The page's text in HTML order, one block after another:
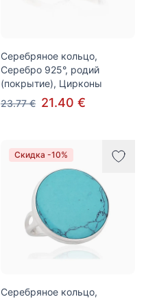
Серебряное кольцо,
Серебро 925°, родий
(покрытие), Цирконы
23.77 € 21.40 €
Скидка -10%
Серебряное кольцо,